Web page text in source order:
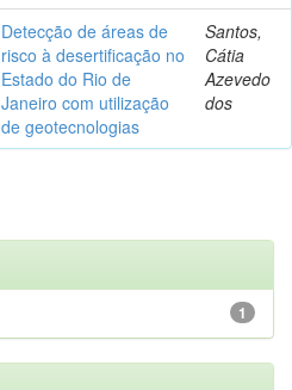
Detecção de áreas de
risco à desertificação no
Estado do Rio de
Janeiro com utilização
de geotecnologias
Santos,
Cátia
Azevedo
dos
1